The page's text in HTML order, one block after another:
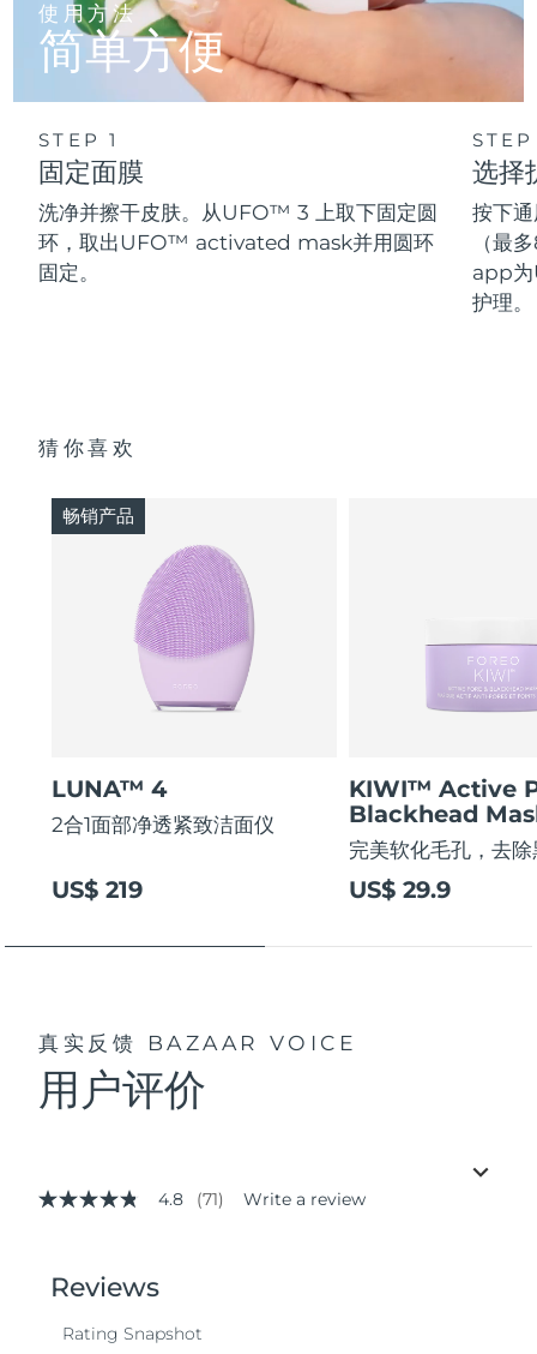
使用方法
简单方便
STEP 1
固定面膜
洗净并擦干皮肤。从UFO™ 3 上取下固定圆
环，取出UFO™ activated mask并用圆环
固定。
选择
按下
（最
app
护理。
猜你喜欢
LUNA™ 4
2合1面部净透紧致洁面仪
US$ 219
畅销产品
KIWI™ Active
Blackhead
完美软化毛孔，去
US$ 29.9
真实反馈 BAZAAR VOICE
用户评价
4.8
stars,
average
value.
4.8 (71) Write a review